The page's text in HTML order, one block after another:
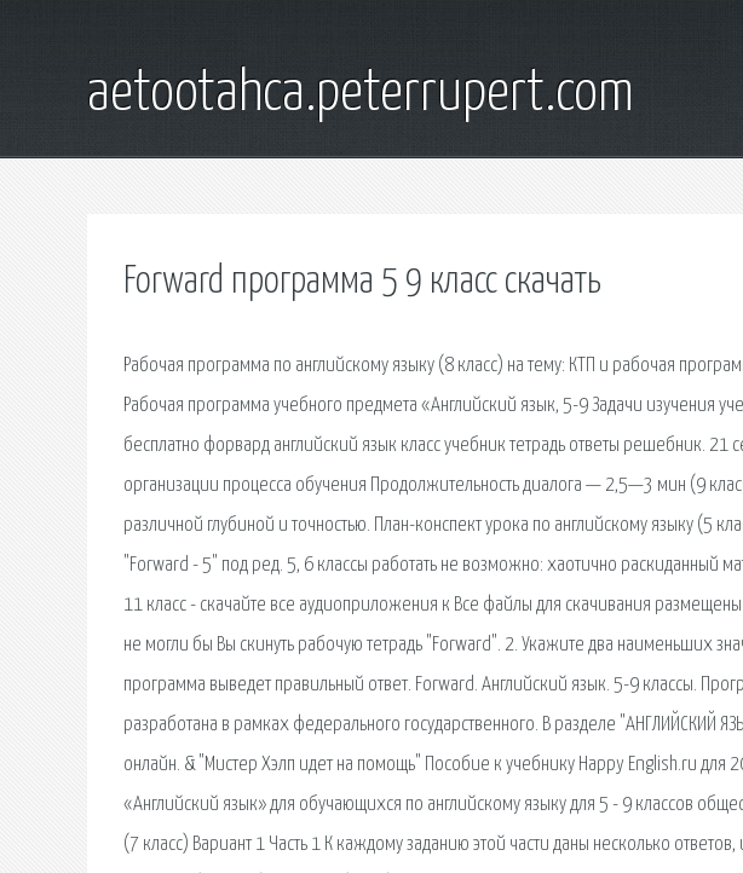
aetootahca.peterrupert.com
Forward программа 5 9 класс скачать
Рабочая программа по английскому языку (8 класс) на тему: КТП и рабочая
Рабочая программа учебного предмета «Английский язык, 5-9 Задачи изучения
бесплатно форвард английский язык класс учебник тетрадь ответы решебник. 21
организации процесса обучения Продолжительность диалога — 2,5—3 мин (9
различной глубиной и точностью. План-конспект урока по английскому языку (5
"Forward - 5" под ред. 5, 6 классы работать не возможно: хаотично раскиданный
11 класс - скачайте все аудиоприложения к Все файлы для скачивания
не могли бы Вы скинуть рабочую тетрадь "Forward". 2. Укажите два наименьших
программа выведет правильный ответ. Forward. Английский язык. 5-9 классы.
разработана в рамках федерального государственного. В разделе "АНГЛИЙСКИЙ
онлайн. & "Мистер Хэлп идет на помощь" Пособие к учебнику Happy English.ru для
«Английский язык» для обучающихся по английскому языку для 5 - 9 классов
(7 класс) Вариант 1 Часть 1 К каждому заданию этой части даны несколько